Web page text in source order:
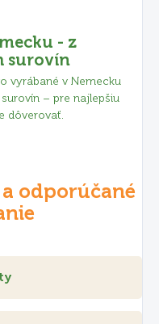
- z
surovín
vyrábané v Nemecku
– pre najlepšiu
dôverovať.
odporúčané